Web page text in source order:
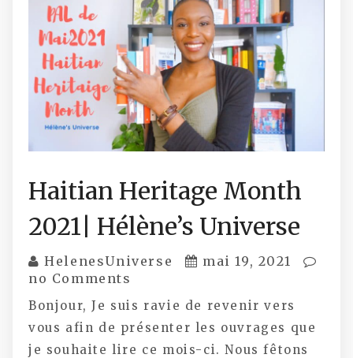
Haitian Heritage Month
2021| Hélène’s Universe
HelenesUniverse
mai 19, 2021
no Comments
Bonjour, Je suis ravie de revenir vers
vous afin de présenter les ouvrages que
je souhaite lire ce mois-ci. Nous fêtons